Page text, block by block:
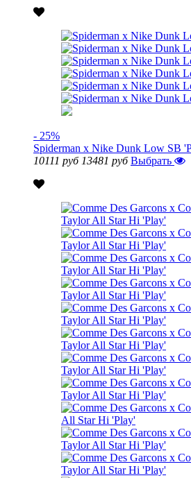
- 25%
Spiderman x Nike Dunk Low SB
10111 руб 13481 руб Выбрать